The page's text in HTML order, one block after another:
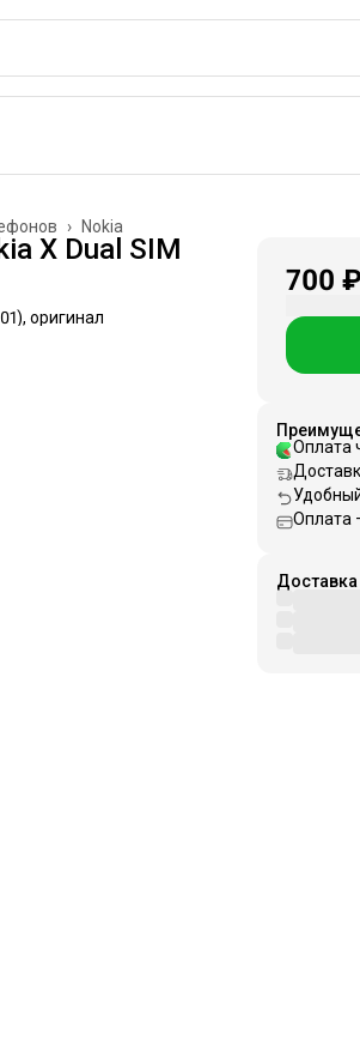
Nokia
›
X Dual SIM
оригинал
700 ₽
Оплата
Оплата
Доставка